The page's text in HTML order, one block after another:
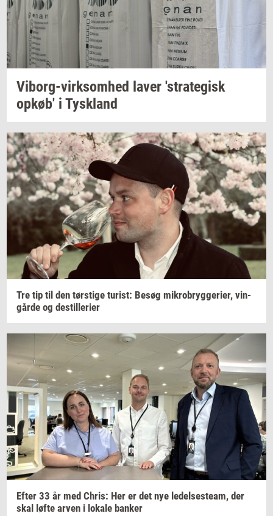
Viborg-​virksomhed laver 'stra­te­gisk
opkøb' i Tys­kland
Tre tip til den tørsti­ge turist: Besøg mi­kro­bryg­ge­ri­er, vin­
går­de og destil­le­ri­er
Efter 33 år med Chris: Her er det nye le­del­ses­team, der
skal løfte arven i lo­ka­le ban­ker